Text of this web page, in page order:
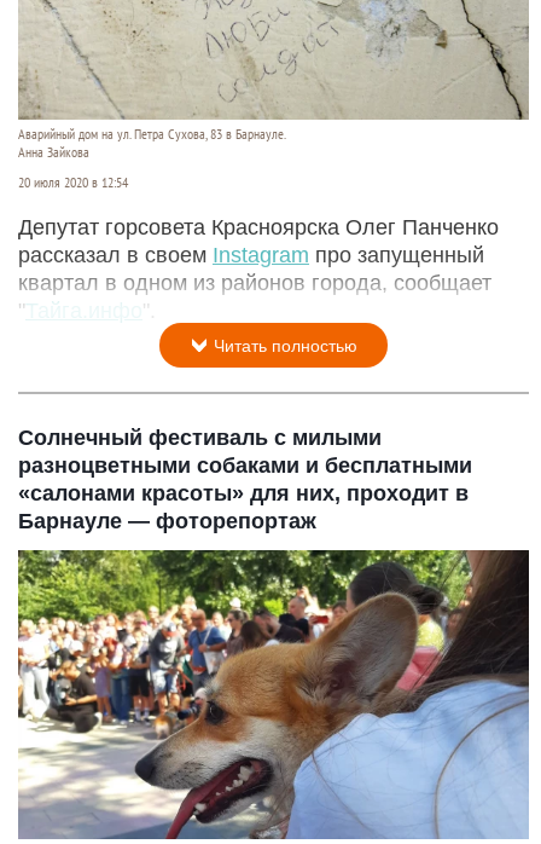
Аварийный дом на ул. Петра Сухова, 83 в Барнауле.
Анна Зайкова
20 июля 2020 в 12:54
Депутат горсовета Красноярска Олег Панченко
рассказал в своем Instagram про запущенный
квартал в одном из районов города, сообщает
"Тайга.инфо ".
Читать полностью
Солнечный фестиваль с милыми
разноцветными собаками и бесплатными
«салонами красоты» для них, проходит в
Барнауле — фоторепортаж